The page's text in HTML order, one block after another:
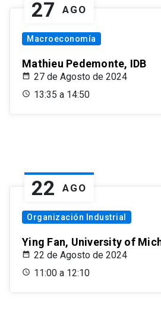
27 AGO
Macroeconomía
Mathieu Pedemonte, IDB
27 de Agosto de 2024
13:35 a 14:50
22 AGO
Organización Industrial
Ying Fan, University of
22 de Agosto de 2024
11:00 a 12:10